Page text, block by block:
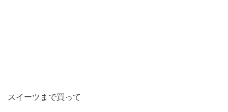
スイーツまで買って